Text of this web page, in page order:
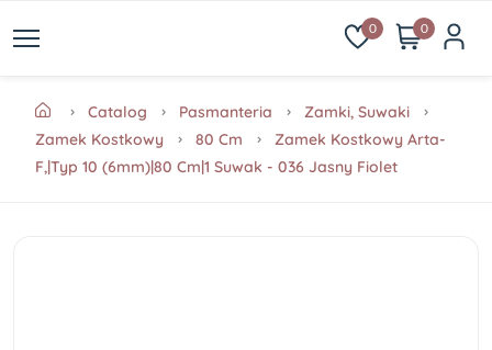
0 0
Catalog Pasmanteria
Zamki, Suwaki
Zamek Kostkowy
80 Cm
Zamek Kostkowy Arta-
F,|Typ 10 (6mm)|80 Cm|1 Suwak - 036 Jasny Fiolet